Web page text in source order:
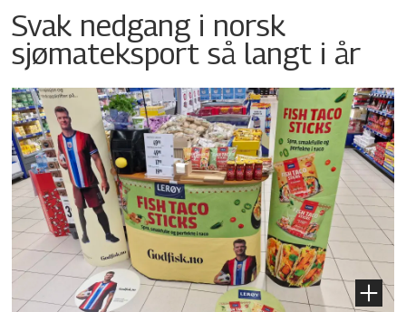
Svak nedgang i norsk
sjømateksport så langt i år